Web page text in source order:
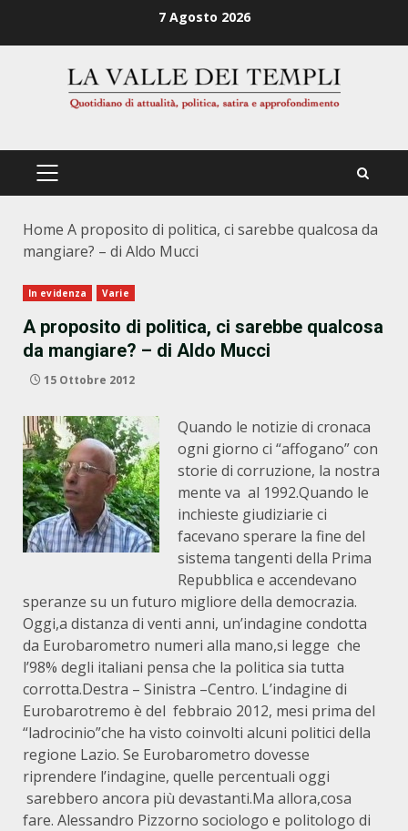
7 Agosto 2026
PRIMÄRES
Home A proposito di politica, ci sarebbe qualcosa da
mangiare? – di Aldo Mucci
In evidenza Varie
A proposito di politica, ci sarebbe qualcosa
da mangiare? – di Aldo Mucci
15 Ottobre 2012
Quando le notizie di cronaca
ogni giorno ci “affogano” con
storie di corruzione, la nostra
mente va al 1992.Quando le
inchieste giudiziarie ci
facevano sperare la fine del
sistema tangenti della Prima
Repubblica e accendevano
speranze su un futuro migliore della democrazia.
Oggi,a distanza di venti anni, un’indagine condotta
da Eurobarometro numeri alla mano,si legge che
l’98% degli italiani pensa che la politica sia tutta
corrotta.Destra – Sinistra –Centro. L’indagine di
Eurobarotremo è del febbraio 2012, mesi prima del
“ladrocinio”che ha visto coinvolti alcuni politici della
regione Lazio. Se Eurobarometro dovesse
riprendere l’indagine, quelle percentuali oggi
sarebbero ancora più devastanti.Ma allora,cosa
fare. Alessandro Pizzorno sociologo e politologo di